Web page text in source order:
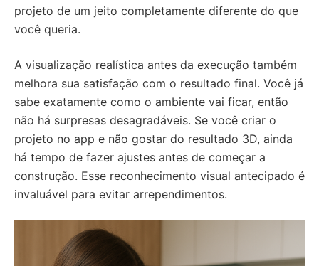
projeto de um jeito completamente diferente do que
você queria.
A visualização realística antes da execução também
melhora sua satisfação com o resultado final. Você já
sabe exatamente como o ambiente vai ficar, então
não há surpresas desagradáveis. Se você criar o
projeto no app e não gostar do resultado 3D, ainda
há tempo de fazer ajustes antes de começar a
construção. Esse reconhecimento visual antecipado é
invaluável para evitar arrependimentos.